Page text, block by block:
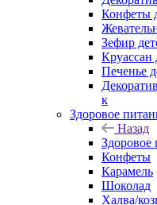
Конфеты
Зефир
Круассан
Печенье
к
Здоровое
Назад
Здоровое
Конфеты
Карамель
Шоколад
Халва/